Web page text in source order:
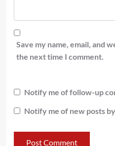
Save my name, email, and
the next time I comment.
Notify me of follow-up
Notify me of new posts